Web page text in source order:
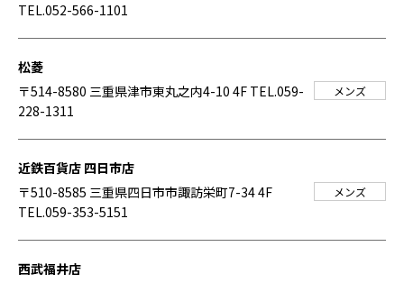
TEL.052-566-1101
松菱
〒514-8580 三重県津市東丸之内4-10 4F TEL.059-
228-1311
メンズ
近鉄百貨店 四日市店
〒510-8585 三重県四日市市諏訪栄町7-34 4F
TEL.059-353-5151
メンズ
西武福井店